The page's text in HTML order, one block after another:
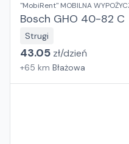
"MobiRent" MOBILNA
OGRODOWEGO Jaroslaw Rybka
Bosch GHO 40-82 C
Strugi
43.05 zł/dzień
+65 km Błażowa